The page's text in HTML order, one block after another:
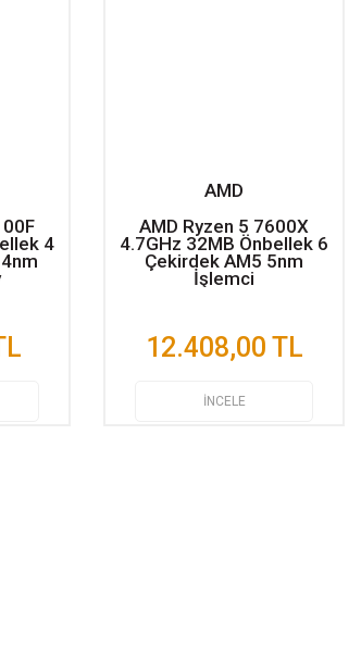
4
AMD
AMD Ryzen 5 7600X
4.7GHz 32MB Önbellek 6
Çekirdek AM5 5nm
İşlemci
12.408,00 TL
İNCELE